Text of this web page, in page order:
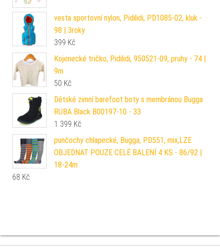
vesta sportovní nylon, Pidilidi, PD1085-02, kluk -
98 | 3roky
399 Kč
Kojenecké tričko, Pidilidi, 950521-09, pruhy - 74 |
9m
50 Kč
Dětské zimní barefoot boty s membránou Bugga
RUBA Black B00197-10 - 33
1 399 Kč
punčochy chlapecké, Bugga, PD551, mix,LZE
OBJEDNAT POUZE CELÉ BALENÍ 4 KS - 86/92 |
18-24m
68 Kč